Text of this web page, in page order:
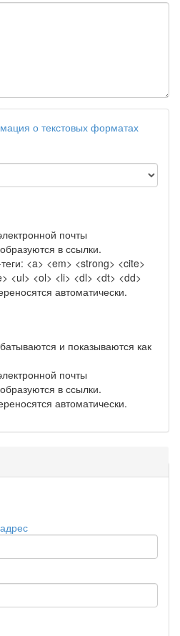
о текстовых форматах
почты
в ссылки.
<a> <em> <strong> <cite>
<ul> <ol> <li> <dl> <dt> <dd>
автоматически.
и показываются как
почты
в ссылки.
автоматически.